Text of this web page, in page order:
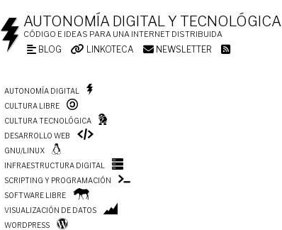
AUTONOMÍA DIGITAL Y TECNOLÓGICA
CÓDIGO E IDEAS PARA UNA INTERNET DISTRIBUIDA
BLOG LINKOTECA NEWSLETTER
AUTONOMÍA DIGITAL
CULTURA LIBRE
CULTURA TECNOLÓGICA
DESARROLLO WEB
GNU/LINUX
INFRAESTRUCTURA DIGITAL
SCRIPTING Y PROGRAMACIÓN
SOFTWARE LIBRE
VISUALIZACIÓN DE DATOS
WORDPRESS